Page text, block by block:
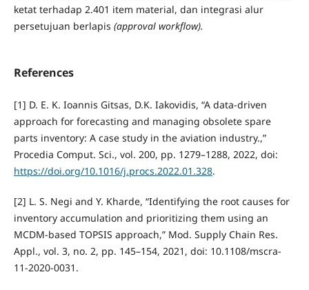
ketat terhadap 2.401 item material, dan integrasi alur
persetujuan berlapis (approval workflow).
References
[1] D. E. K. Ioannis Gitsas, D.K. Iakovidis, “A data-driven
approach for forecasting and managing obsolete spare
parts inventory: A case study in the aviation industry.,”
Procedia Comput. Sci., vol. 200, pp. 1279–1288, 2022, doi:
https://doi.org/10.1016/j.procs.2022.01.328.
[2] L. S. Negi and Y. Kharde, “Identifying the root causes for
inventory accumulation and prioritizing them using an
MCDM-based TOPSIS approach,” Mod. Supply Chain Res.
Appl., vol. 3, no. 2, pp. 145–154, 2021, doi: 10.1108/mscra-
11-2020-0031.